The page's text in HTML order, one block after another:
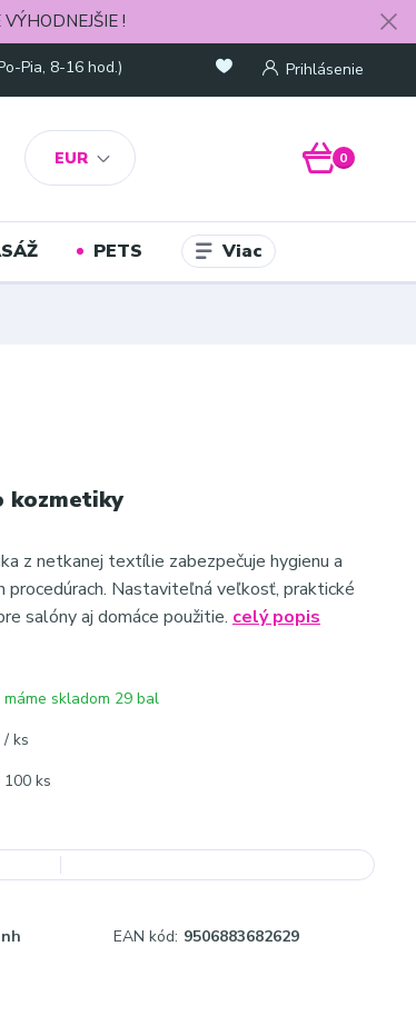
!
EUR
Prihlásenie
Pia, 8-16 hod.)
0
PETS Viac
kozmetiky
z netkanej textílie zabezpečuje hygienu a
Nastaviteľná veľkosť, praktické
salóny aj domáce použitie. celý popis
máme skladom 29 bal
/ ks
100 ks
EAN kód: 9506883682629